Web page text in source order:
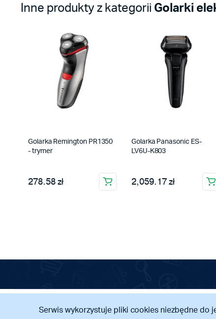
Inne produkty z kategorii Golarki
Golarka Remington PR1350
- trymer
278.58 zł
Golarka Panasonic ES-
LV6U-K803
2,059.17 zł
Copyright 2026 ©vmaplus.pl.
Serwis wykorzystuje pliki cookies niezbędne do